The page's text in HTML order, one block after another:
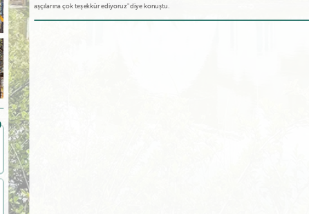
aşçılarına çok teşekkür ediyoruz" diye konuştu.